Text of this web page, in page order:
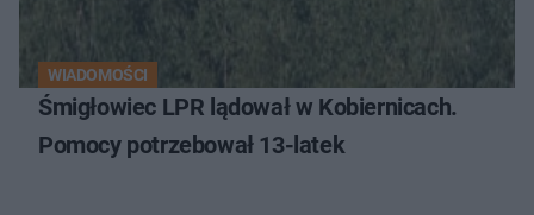
WIADOMOŚCI
Śmigłowiec LPR lądował w Kobiernicach.
Pomocy potrzebował 13-latek